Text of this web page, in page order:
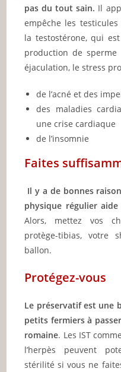
pas du tout sain. Il
empêche les
la testostérone, qui
production de
éjaculation, le stress
de l’acné et des
des maladies
une crise cardiaque
de l’insomnie
Faites
Il y a de bonnes
physique régulier
Alors, mettez vos
protège-tibias, votre
ballon.
Protégez-vous
Le préservatif est une
petits fermiers à
romaine. Les IST
l’herpès peuvent
stérilité si vous ne